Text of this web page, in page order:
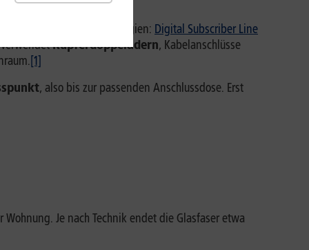
es drei gängige Technologien: Digital Subscriber Line
Kupferdoppeladern, Kabelanschlüsse
[1]
, also bis zur passenden Anschlussdose. Erst
Je nach Technik endet die Glasfaser etwa